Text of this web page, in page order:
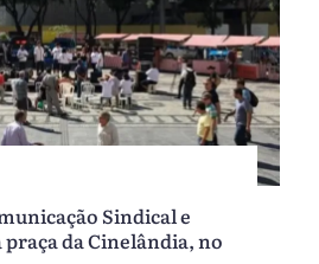
Sindical e
da Cinelândia, no